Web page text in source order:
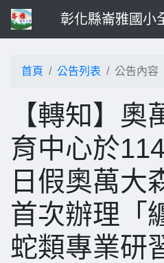
彰化縣崙雅國小
首頁 公告列表 公告內容
【轉知】奧
育中心於
日假奧萬大
首次辦理「
蛇類專業研